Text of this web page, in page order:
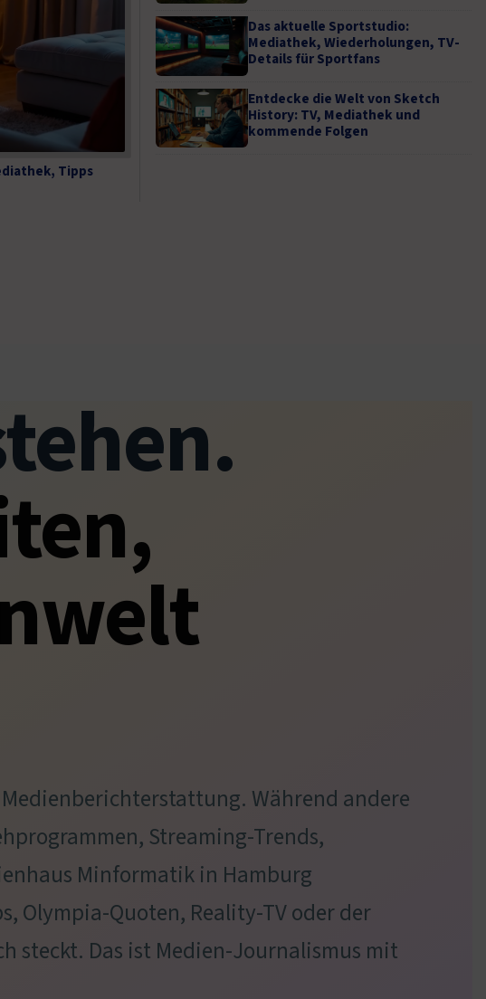
Tipps
Das aktuelle Sportstudio:
Mediathek, Wiederholungen, TV-
Details für Sportfans
Entdecke die Welt von Sketch
History: TV, Mediathek und
kommende Folgen
Während andere
Streaming-Trends,
Minformatik in Hamburg
Olympia-Quoten, Reality-TV oder der
steckt. Das ist Medien-Journalismus mit